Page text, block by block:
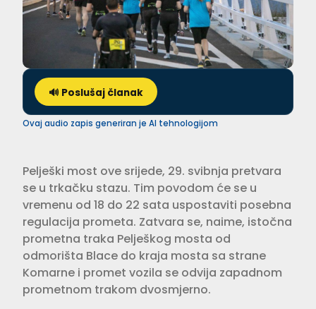
🔊 Poslušaj članak
Ovaj audio zapis generiran je AI tehnologijom
Pelješki most ove srijede, 29. svibnja pretvara
se u trkačku stazu. Tim povodom će se u
vremenu od 18 do 22 sata uspostaviti posebna
regulacija prometa. Zatvara se, naime, istočna
prometna traka Pelješkog mosta od
odmorišta Blace do kraja mosta sa strane
Komarne i promet vozila se odvija zapadnom
prometnom trakom dvosmjerno.